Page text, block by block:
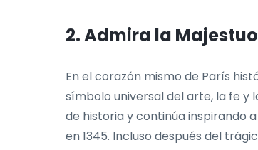
2. Admira la
En el corazón mismo de París
símbolo universal del arte, la fe y
de historia y continúa inspirando
en 1345. Incluso después del